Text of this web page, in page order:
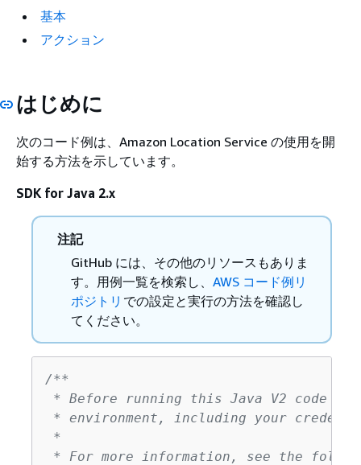
基本
アクション
はじめに
次のコード例は、Amazon Location Service の使用を開
始する方法を示しています。
SDK for Java 2.x
注記
GitHub には、その他のリソースもありま
す。用例一覧を検索し、 AWS コード例リ
ポジトリ での設定と実行の方法を確認し
てください。
/**
* Before running this Java V2 code
* environment, including your
*
* For more information, see the